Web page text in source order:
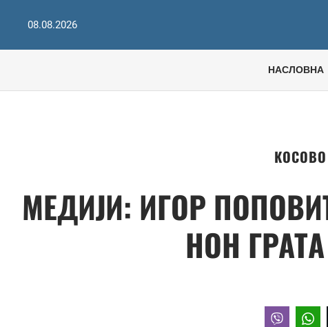
08.08.2026
НАСЛОВНА
МЕДИЈИ: ИГОР
НОН